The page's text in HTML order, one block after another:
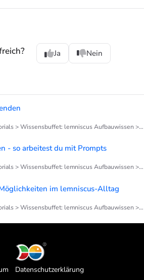
Ja Nein
> Wissensbuffet: lemniscus Aufbauwissen > iMiKI
- so arbeitest du mit Prompts
> Wissensbuffet: lemniscus Aufbauwissen > iMiKI
im lemniscus-Alltag
> Wissensbuffet: lemniscus Aufbauwissen > iMiKI
Datenschutzerklärung